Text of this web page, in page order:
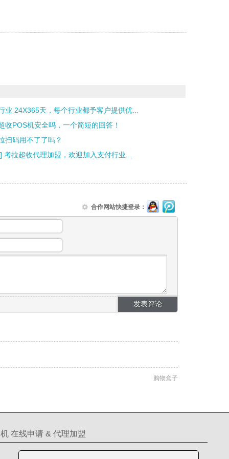
业 24X365天，每个行业都予客户提供优...
收POS机安全吗，一个简短的回答！
扫码用不了了吗？
考拉超收代理加盟，欢迎加入支付行业...
合作网站快捷登录：
购物盒子
在线申请 & 代理加盟